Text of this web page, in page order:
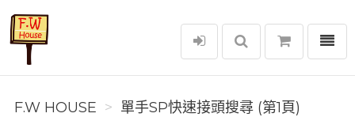
F.W House
選單
F.W HOUSE 單手SP快速接頭搜尋 (第1頁)